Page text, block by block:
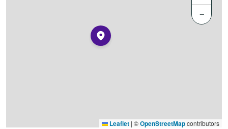
−
Leaflet | ©OpenStreetMapcontributors